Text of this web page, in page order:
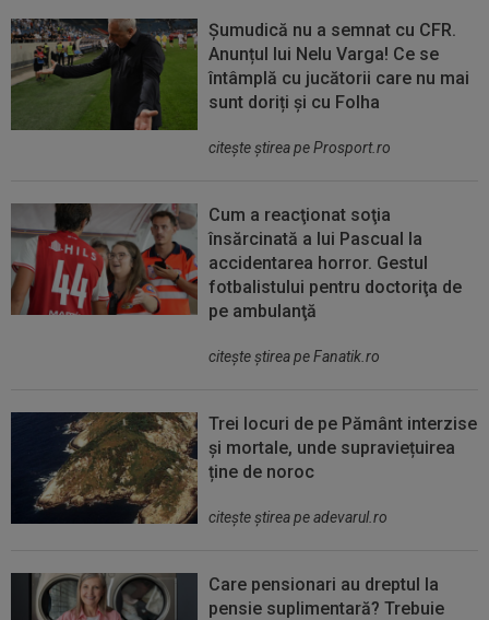
Șumudică nu a semnat cu CFR.
Anunțul lui Nelu Varga! Ce se
întâmplă cu jucătorii care nu mai
sunt doriți și cu Folha
citeşte ştirea pe Prosport.ro
Cum a reacţionat soţia
însărcinată a lui Pascual la
accidentarea horror. Gestul
fotbalistului pentru doctoriţa de
pe ambulanţă
citeşte ştirea pe Fanatik.ro
Trei locuri de pe Pământ interzise
și mortale, unde supraviețuirea
ține de noroc
citeşte ştirea pe adevarul.ro
Care pensionari au dreptul la
pensie suplimentară? Trebuie